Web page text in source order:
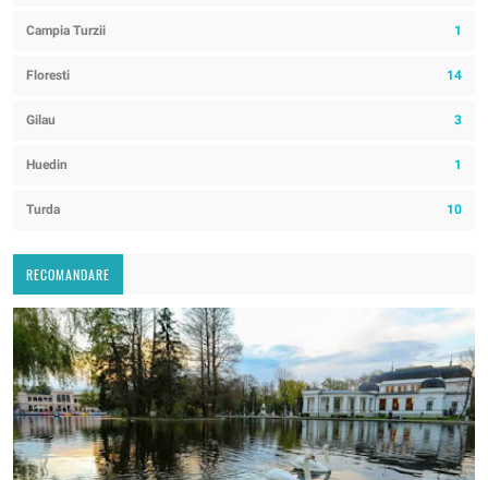
Campia Turzii 1
Floresti 14
Gilau 3
Huedin 1
Turda 10
RECOMANDARE